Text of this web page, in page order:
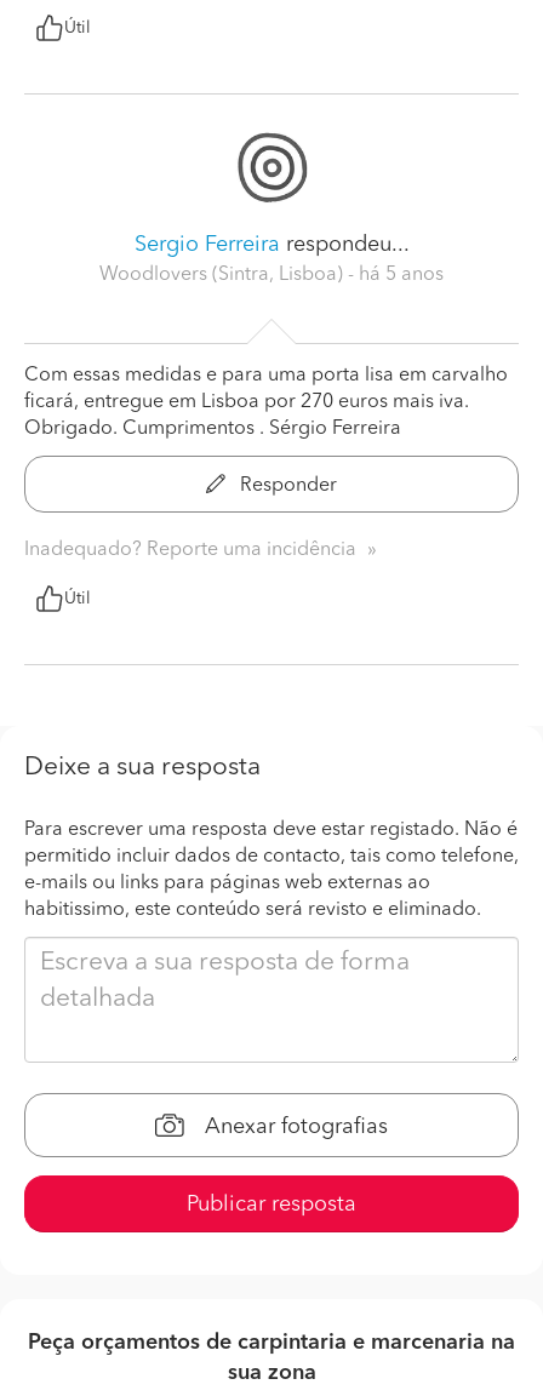
Útil
Sergio Ferreira respondeu...
Woodlovers (Sintra, Lisboa) - há 5 anos
Com essas medidas e para uma porta lisa em carvalho
ficará, entregue em Lisboa por 270 euros mais iva.
Obrigado. Cumprimentos . Sérgio Ferreira
Responder
Inadequado? Reporte uma incidência
Útil
Deixe a sua resposta
Para escrever uma resposta deve estar registado. Não é
permitido incluir dados de contacto, tais como telefone,
e-mails ou links para páginas web externas ao
habitissimo, este conteúdo será revisto e eliminado.
Anexar fotografias
Publicar resposta
Peça orçamentos de carpintaria e marcenaria na
sua zona